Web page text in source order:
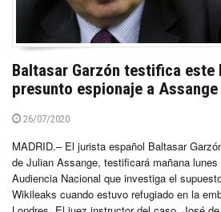
Baltasar Garzón testifica este
presunto espionaje a Assange
26/07/2020
MADRID.– El jurista español Baltasar
de Julian Assange, testificará mañana
Audiencia Nacional que investiga el
Wikileaks cuando estuvo refugiado en la